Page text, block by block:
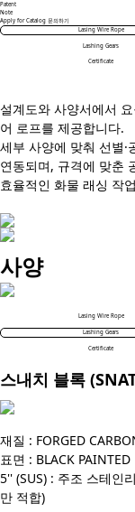
Patent
Note
Apply for Catalog 문의하기
Lasing Wire Rope
Lashing Gears
Certificate
설계도와 사양서에서
어 로프를 제공합니다.
세부 사양에 맞춰 선별
연동되며, 규격에 맞춘
효율적인 화물 래싱 작
사양
Lasing Wire Rope
Lashing Gears
Certificate
스내치 블록
재질 : FORGED
표면 : BLACK PAINTED
5'' (SUS) : 주조 스테인
만 적합)